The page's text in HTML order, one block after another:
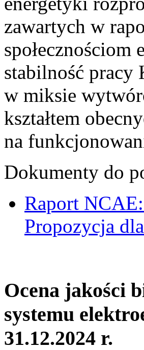
zawartych w
społecznościom
stabilność pracy
w miksie
kształtem
na
Dokumenty do
Raport
Propozycja
Ocena jakości
systemu
31.12.2024 r.